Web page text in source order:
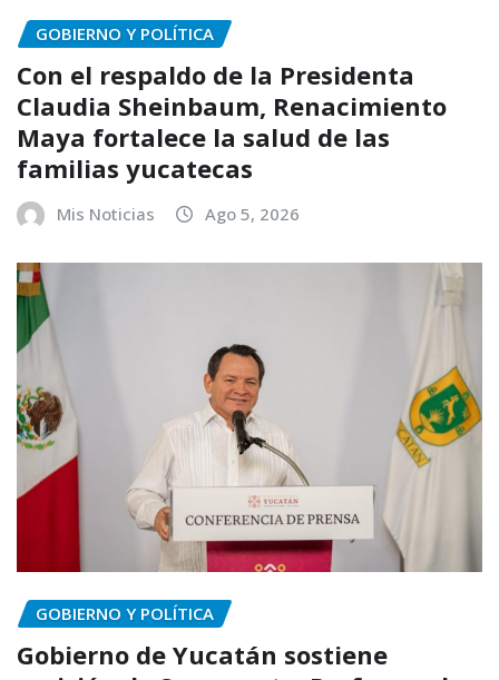
GOBIERNO Y POLÍTICA
Con el respaldo de la Presidenta
Claudia Sheinbaum, Renacimiento
Maya fortalece la salud de las
familias yucatecas
Mis Noticias Ago 5, 2026
GOBIERNO Y POLÍTICA
Gobierno de Yucatán sostiene